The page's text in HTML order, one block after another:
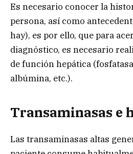
Es necesario conocer la
persona, así como
hay), es por ello, que para
diagnóstico, es necesario
de función hepática
albúmina, etc.).
Transaminasas e
Las transaminasas altas